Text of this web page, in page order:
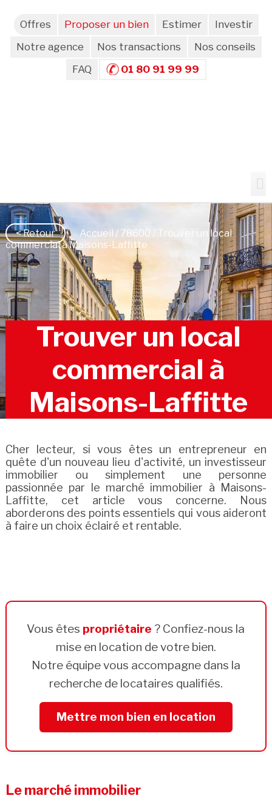
Offres Proposer un bien Estimer
Investir
Notre agence
Nos transactions
Nos conseils
FAQ
01 80 91 99 99
< Retour Accueil / 78600 / Trouver un local
commercial à Maisons-Laffitte
Trouver un local
commercial à
Maisons-Laffitte
Cher lecteur, si vous êtes un entrepreneur en
quête d'un nouveau lieu d'activité, un investisseur
immobilier ou simplement une personne
passionnée par le marché immobilier à Maisons-
Laffitte, cet article vous concerne. Nous
aborderons des points essentiels qui vous aideront
à faire un choix éclairé et rentable.
Vous êtes propriétaire ? Confiez-nous la
mise en location de votre bien.
Notre équipe vous accompagne dans la
recherche de locataires qualifiés.
Mettre mon bien en location
Le marché immobilier